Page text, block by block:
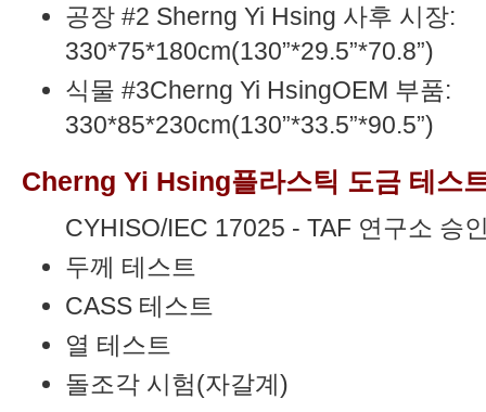
공장 #2 Sherng Yi Hsing 사후 시장:
330*75*180cm(130”*29.5”*70.8”)
식물 #3Cherng Yi HsingOEM 부품:
330*85*230cm(130”*33.5”*90.5”)
Cherng Yi Hsing플라스틱 도금 테스
CYHISO/IEC 17025 - TAF 연구소 승
두께 테스트
CASS 테스트
열 테스트
돌조각 시험(자갈계)